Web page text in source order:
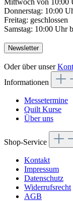
Donnerstag: 10:00
Freitag: geschlossen
Samstag: 10:00 Uhr
Newsletter
Oder über unser
Informationen
Messetermine
Quilt Kurse
Über uns
Shop-Service
Kontakt
Impressum
Datenschutz
Widerrufsrecht
AGB